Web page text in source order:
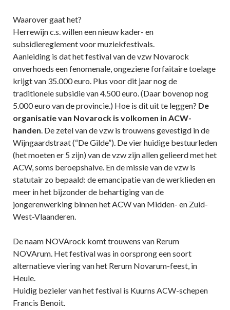
Waarover gaat het?
Herrewijn c.s. willen een nieuw kader- en
subsidiereglement voor muziekfestivals.
Aanleiding is dat het festival van de vzw Novarock
onverhoeds een fenomenale, ongeziene forfaitaire toelage
krijgt van 35.000 euro. Plus voor dit jaar nog de
traditionele subsidie van 4.500 euro. (Daar bovenop nog
5.000 euro van de provincie.) Hoe is dit uit te leggen? De
organisatie van Novarock is volkomen in ACW-
handen. De zetel van de vzw is trouwens gevestigd in de
Wijngaardstraat (“De Gilde”). De vier huidige bestuurleden
(het moeten er 5 zijn) van de vzw zijn allen gelieerd met het
ACW, soms beroepshalve. En de missie van de vzw is
statutair zo bepaald: de emancipatie van de werklieden en
meer in het bijzonder de behartiging van de
jongerenwerking binnen het ACW van Midden- en Zuid-
West-Vlaanderen.
De naam NOVArock komt trouwens van Rerum
NOVArum. Het festival was in oorsprong een soort
alternatieve viering van het Rerum Novarum-feest, in
Heule.
Huidig bezieler van het festival is Kuurns ACW-schepen
Francis Benoit.